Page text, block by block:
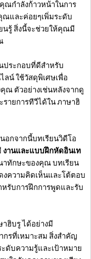
กำลังก้าวหน้าในการ
ณและค่อยๆเพิ่มระดับ
นรู้ สิ่งนี้จะช่วยให้คุณมี
ประกอบที่ดีสำหรับ
น์ ใช้วัสดุพิเศษเพื่อ
ตัวอย่างเช่นหลังจากดู
ายการทีวีได้ใน ภาษาฮิ
อกจากนี้บทเรียนวิดีโอ
งานและแบบฝึกหัดอินเท
ทักษะของคุณ บทเรียน
งความคิดเห็นและโต้ตอบ
รับการฝึกการพูดและรับ
าฮิบรู ได้อย่างมี
รที่เหมาะสม สิ่งสำคัญ
ดับความรู้และเป้าหมาย